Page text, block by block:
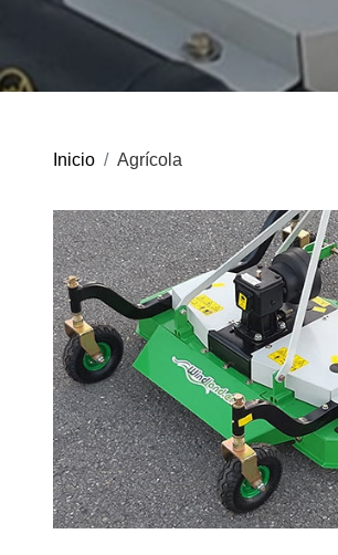
Consejos
MULTIMEDIA
Videos
Galería de imágenes
MARCAS
Nuestras marcas
CATÁLOGOS
Ofertas
Productos
Inicio Agrícola